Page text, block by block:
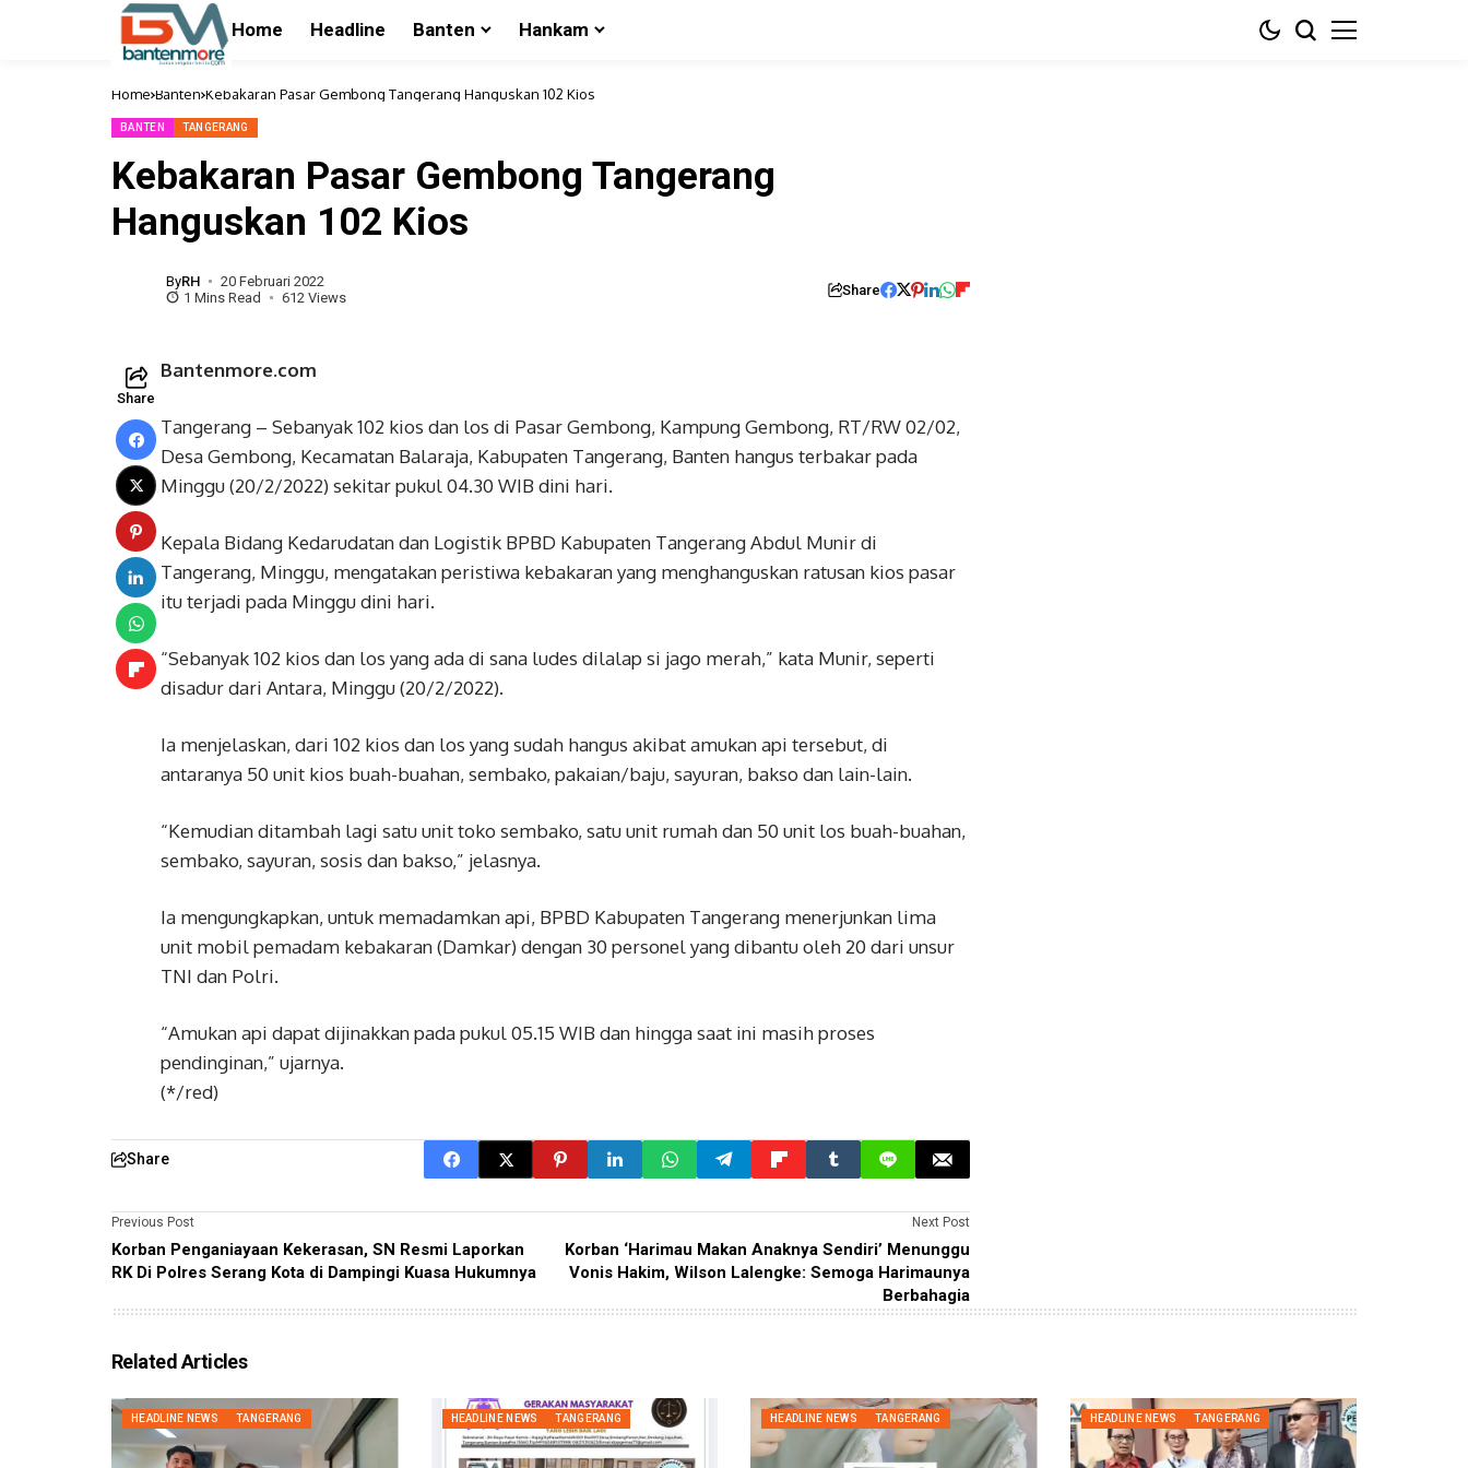
Home Headline Banten Hankam
Home Banten Kebakaran Pasar Gembong Tangerang Hanguskan 102 Kios
BANTEN TANGERANG
Kebakaran Pasar Gembong Tangerang
Hanguskan 102 Kios
ByRH
20 Februari 2022
1 Mins Read
612 Views Share
Share
Bantenmore.com
Tangerang – Sebanyak 102 kios dan los di Pasar Gembong, Kampung Gembong, RT/RW 02/02,
Desa Gembong, Kecamatan Balaraja, Kabupaten Tangerang, Banten hangus terbakar pada
Minggu (20/2/2022) sekitar pukul 04.30 WIB dini hari.
Kepala Bidang Kedarudatan dan Logistik BPBD Kabupaten Tangerang Abdul Munir di
Tangerang, Minggu, mengatakan peristiwa kebakaran yang menghanguskan ratusan kios pasar
itu terjadi pada Minggu dini hari.
“Sebanyak 102 kios dan los yang ada di sana ludes dilalap si jago merah,” kata Munir, seperti
disadur dari Antara, Minggu (20/2/2022).
Ia menjelaskan, dari 102 kios dan los yang sudah hangus akibat amukan api tersebut, di
antaranya 50 unit kios buah-buahan, sembako, pakaian/baju, sayuran, bakso dan lain-lain.
“Kemudian ditambah lagi satu unit toko sembako, satu unit rumah dan 50 unit los buah-buahan,
sembako, sayuran, sosis dan bakso,” jelasnya.
Ia mengungkapkan, untuk memadamkan api, BPBD Kabupaten Tangerang menerjunkan lima
unit mobil pemadam kebakaran (Damkar) dengan 30 personel yang dibantu oleh 20 dari unsur
TNI dan Polri.
“Amukan api dapat dijinakkan pada pukul 05.15 WIB dan hingga saat ini masih proses
pendinginan,” ujarnya.
(*/red)
Share
Previous Post
Korban Penganiayaan Kekerasan, SN Resmi Laporkan
RK Di Polres Serang Kota di Dampingi Kuasa Hukumnya
Next Post
Korban ‘Harimau Makan Anaknya Sendiri’ Menunggu
Vonis Hakim, Wilson Lalengke: Semoga Harimaunya
Berbahagia
Related Articles
HEADLINE NEWS TANGERANG HEADLINE NEWS TANGERANG HEADLINE NEWS TANGERANG HEADLINE NEWS TANGERANG